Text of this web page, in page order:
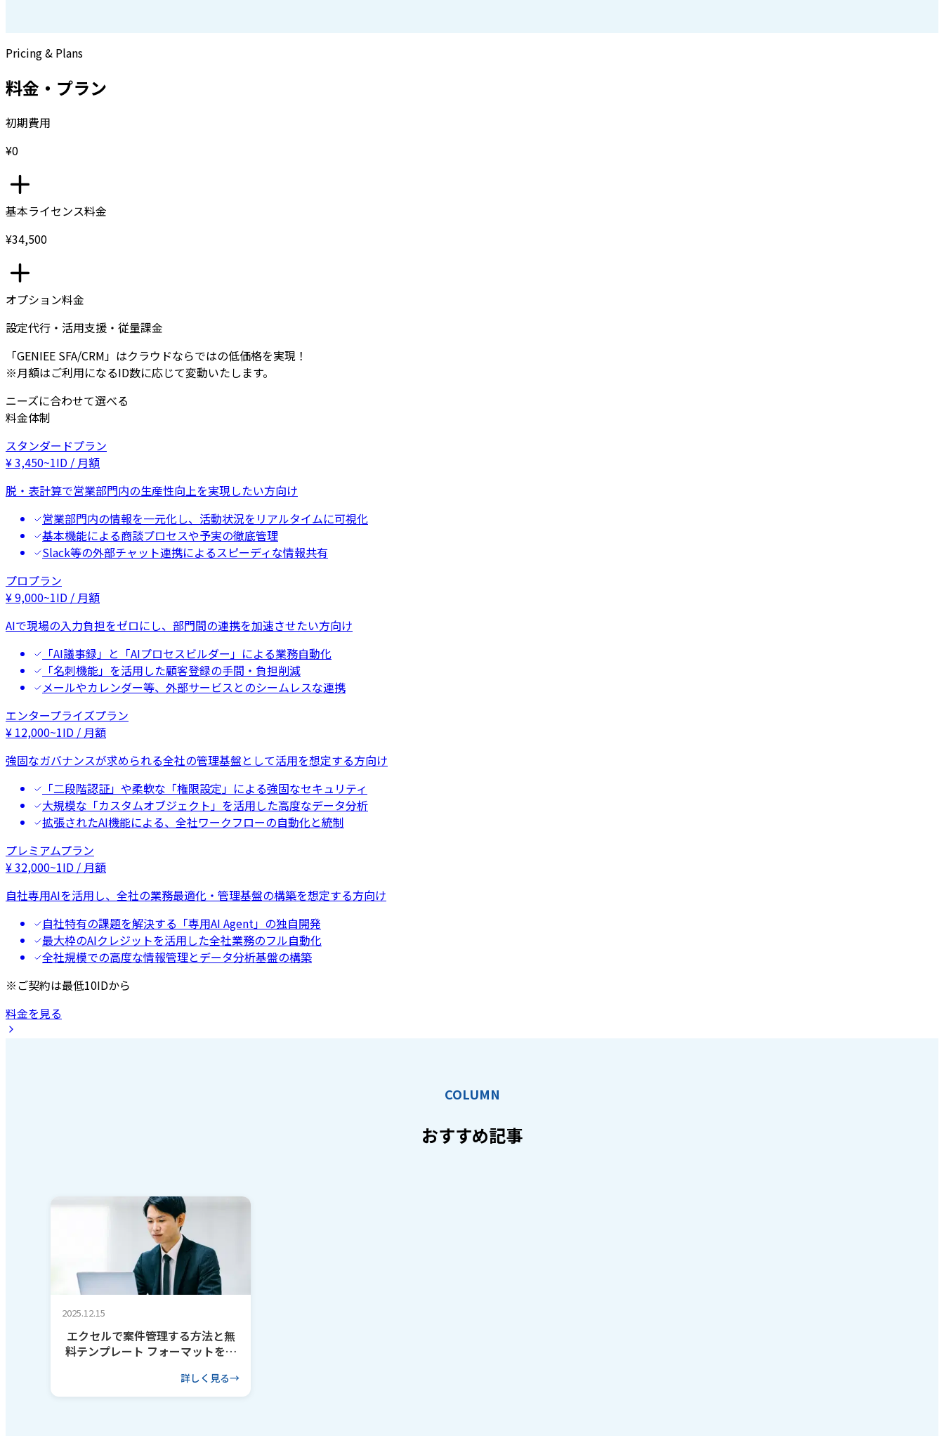
Pricing & Plans
料金・プラン
初期費用
¥0
基本ライセンス料金
¥34,500
オプション料金
設定代行・活用支援・従量課金
「GENIEE SFA/CRM」はクラウドならではの低価格を実現！
※月額はご利用になるID数に応じて変動いたします。
ニーズに合わせて選べる
料金体制
スタンダードプラン
¥3,450~1ID / 月額
脱・表計算で営業部門内の生産性向上を実現したい方向け
営業部門内の情報を一元化し、活動状況をリアルタイムに可視化
基本機能による商談プロセスや予実の徹底管理
Slack等の外部チャット連携によるスピーディな情報共有
プロプラン
¥9,000~1ID / 月額
AIで現場の入力負担をゼロにし、部門間の連携を加速させたい方向け
「AI議事録」と「AIプロセスビルダー」による業務自動化
「名刺機能」を活用した顧客登録の手間・負担削減
メールやカレンダー等、外部サービスとのシームレスな連携
エンタープライズプラン
¥ 12,000~1ID / 月額
強固なガバナンスが求められる全社の管理基盤として活用を想定する方向け
「二段階認証」や柔軟な「権限設定」による強固なセキュリティ
大規模な「カスタムオブジェクト」を活用した高度なデータ分析
拡張されたAI機能による、全社ワークフローの自動化と統制
プレミアムプラン
¥32,000~1ID / 月額
自社専用AIを活用し、全社の業務最適化・管理基盤の構築を想定する方向け
自社特有の課題を解決する「専用AI Agent」の独自開発
最大枠のAIクレジットを活用した全社業務のフル自動化
全社規模での高度な情報管理とデータ分析基盤の構築
※ご契約は最低10IDから
料金を見る
COLUMN
おすすめ記事
2025.12.15
エクセルで案件管理する方法と無
料テンプレート フォーマットを作
詳しく見る